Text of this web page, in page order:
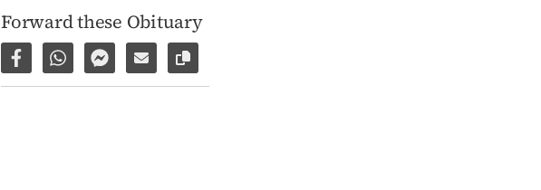
Forward these Obituary
Share on Facebook
Share via WhatsApp
Share via Facebook Messenger
Share via E-Mail
Copy link to page